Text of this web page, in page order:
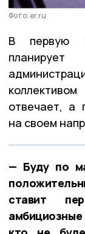
Фото: er.ru
В первую
отвечает, а
на своем
— Буду по
ставит
амбициозные